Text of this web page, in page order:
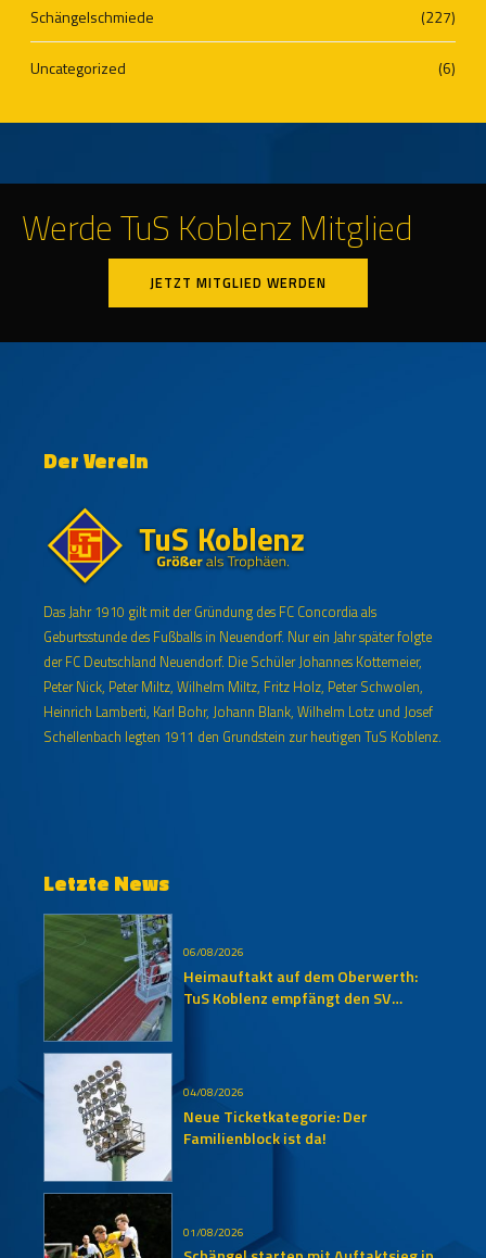
Schängelschmiede (227)
Uncategorized (6)
Werde TuS Koblenz Mitglied
JETZT MITGLIED WERDEN
Der Verein
Das Jahr 1910 gilt mit der Gründung des FC Concordia als
Geburtsstunde des Fußballs in Neuendorf. Nur ein Jahr später folgte
der FC Deutschland Neuendorf. Die Schüler Johannes Kottemeier,
Peter Nick, Peter Miltz, Wilhelm Miltz, Fritz Holz, Peter Schwolen,
Heinrich Lamberti, Karl Bohr, Johann Blank, Wilhelm Lotz und Josef
Schellenbach legten 1911 den Grundstein zur heutigen TuS Koblenz.
Letzte News
06/08/2026
Heimauftakt auf dem Oberwerth:
TuS Koblenz empfängt den SV
04/08/2026
Neue Ticketkategorie: Der
Familienblock ist da!
01/08/2026